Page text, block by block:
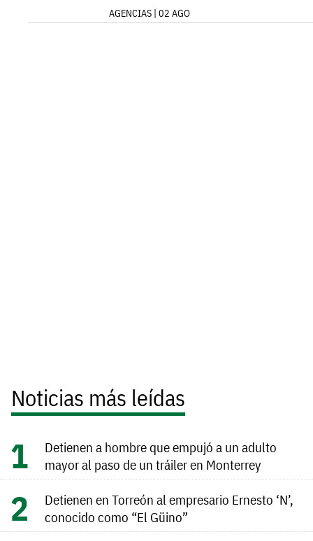
AGENCIAS | 02 AGO
Noticias más leídas
Detienen a hombre que empujó a un adulto
mayor al paso de un tráiler en Monterrey
Detienen en Torreón al empresario Ernesto ‘N’,
conocido como “El Güino”